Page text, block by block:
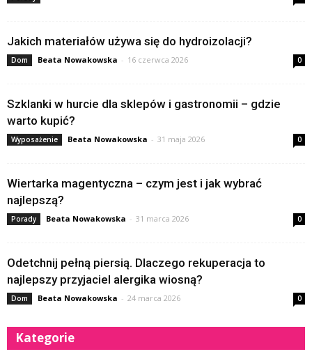
Jakich materiałów używa się do hydroizolacji?
Dom Beata Nowakowska - 16 czerwca 2026 0
Szklanki w hurcie dla sklepów i gastronomii – gdzie
warto kupić?
Wyposażenie Beata Nowakowska - 31 maja 2026 0
Wiertarka magentyczna – czym jest i jak wybrać
najlepszą?
Porady Beata Nowakowska - 31 marca 2026 0
Odetchnij pełną piersią. Dlaczego rekuperacja to
najlepszy przyjaciel alergika wiosną?
Dom Beata Nowakowska - 24 marca 2026 0
Kategorie